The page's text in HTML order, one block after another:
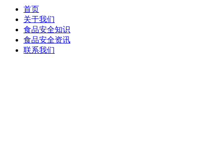
首页
关于我们
食品安全知识
食品安全资讯
联系我们